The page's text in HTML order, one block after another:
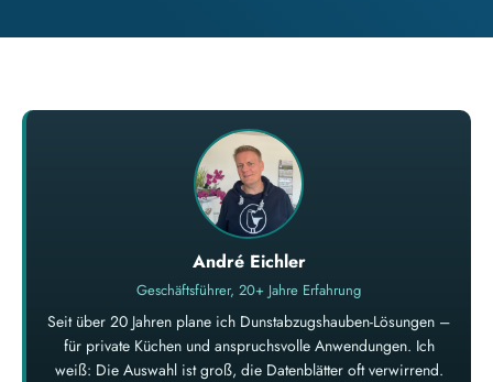
André Eichler
Geschäftsführer, 20+ Jahre Erfahrung
Seit über 20 Jahren plane ich Dunstabzugshauben-Lösungen –
für private Küchen und anspruchsvolle Anwendungen. Ich
weiß: Die Auswahl ist groß, die Datenblätter oft verwirrend.